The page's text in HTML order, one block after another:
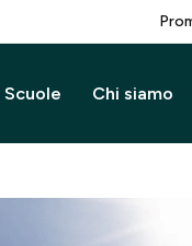
Scuole Chi siamo